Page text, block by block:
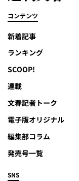
コンテンツ
新着記事
ランキング
SCOOP!
連載
文春記者トーク
電子版オリジナル
編集部コラム
発売号一覧
SNS